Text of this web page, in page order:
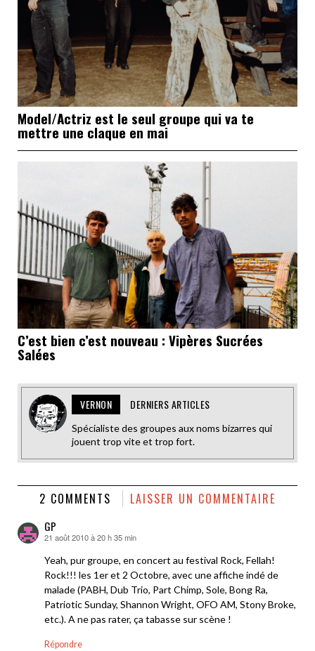
Model/Actriz est le seul groupe qui va te
mettre une claque en mai
C’est bien c’est nouveau : Vipères Sucrées
Salées
VERNON DERNIERS ARTICLES
Spécialiste des groupes aux noms bizarres qui
jouent trop vite et trop fort.
2 COMMENTS LAISSER UN COMMENTAIRE
GP
dit :
21 août 2010 à 20 h 35 min
Yeah, pur groupe, en concert au festival Rock, Fellah!
Rock!!! les 1er et 2 Octobre, avec une affiche indé de
malade (PABH, Dub Trio, Part Chimp, Sole, Bong Ra,
Patriotic Sunday, Shannon Wright, OFO AM, Stony Broke,
etc.). A ne pas rater, ça tabasse sur scène !
Répondre